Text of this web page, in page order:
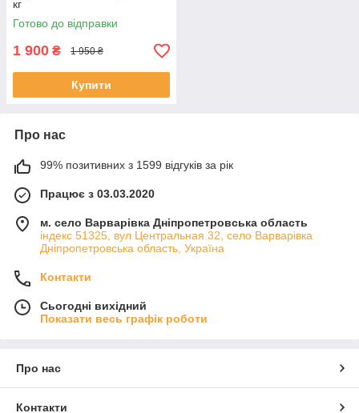
кг
Готово до відправки
1 900 ₴ 1 950 ₴
Купити
Про нас
99% позитивних з 1599 відгуків за рік
Працює з 03.03.2020
м. село Варварівка Дніпропетровська область
індекс 51325, вул Центральная 32, село Варварівка
Дніпропетровська область, Україна
Контакти
Сьогодні вихідний
Показати весь графік роботи
Про нас
Контакти